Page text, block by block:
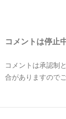
コメントは停止
コメントは承認制
合がありますので